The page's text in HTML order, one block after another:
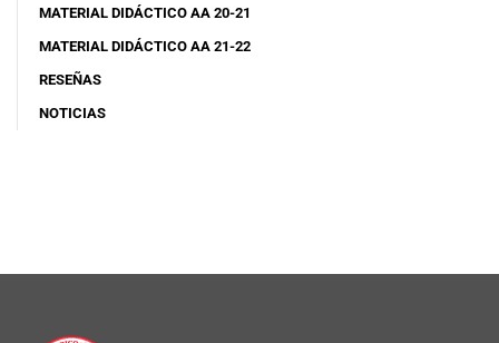
MATERIAL DIDÁCTICO AA 20-21
MATERIAL DIDÁCTICO AA 21-22
RESEÑAS
NOTICIAS